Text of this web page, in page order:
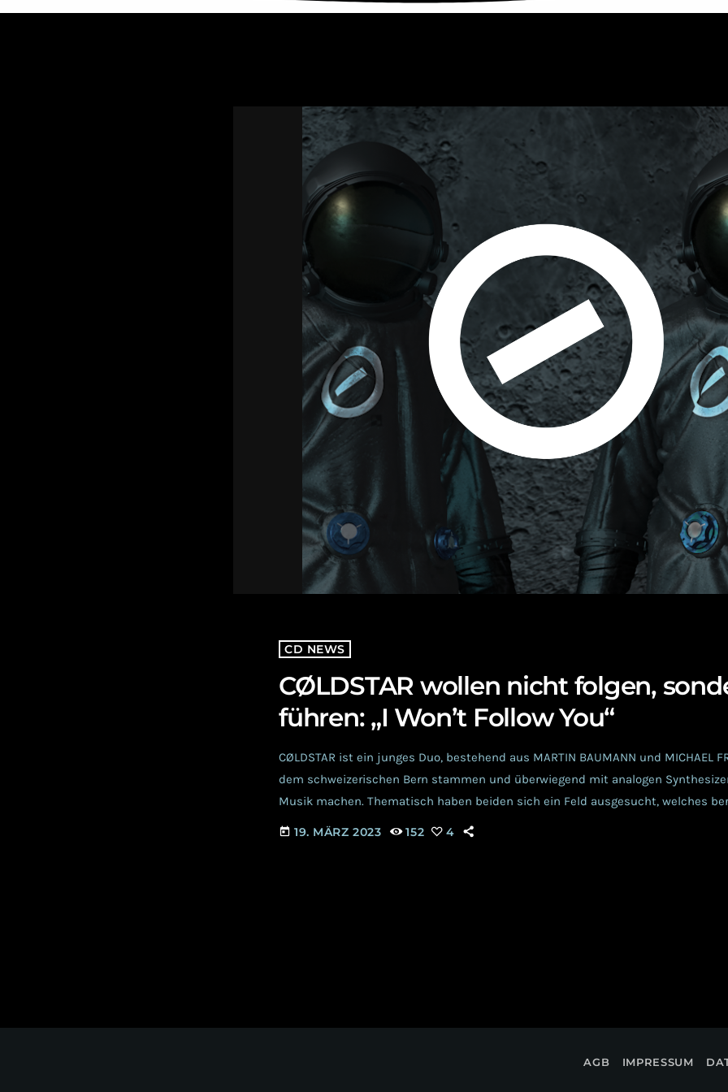
CD NEWS
CØLDSTAR wollen nicht folgen,
führen: „I Won’t Follow You“
CØLDSTAR ist ein junges Duo, bestehend aus MARTIN BAUMANN und MICHAEL
dem schweizerischen Bern stammen und überwiegend mit analogen
Musik machen. Thematisch haben beiden sich ein Feld ausgesucht, welches
Acts wie X-O-PLANET beackert wird. Dies zeigt zum einen, wie open-minded
today 19. MÄRZ 2023 152 4
AGB IMPRESSUM